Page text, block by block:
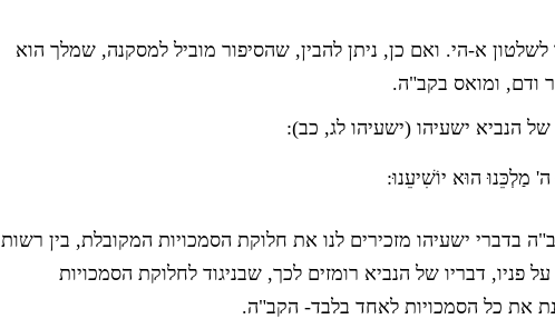
לשלטון א-הי. ואם כן, ניתן להבין, שהסיפור מוביל למסקנה, שמלך הוא
ודם, ומואס בקב"ה.
הנביא ישעיהו (ישעיהו לג, כב):
מַלְכֵּנוּ הוּא יוֹשִׁיעֵנוּ:
בדברי ישעיהו מזכירים לנו את חלוקת הסמכויות המקובלת, בין רשות
דבריו של הנביא רומזים לכך, שבניגוד לחלוקת הסמכויות
את כל הסמכויות לאחד בלבד- הקב"ה.